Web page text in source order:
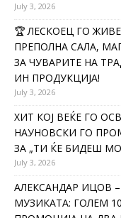
July 3, 2026
🏆 ЛЕСКОЕЦ ГО
ПРЕПОЛНА САЛА,
ЗА ЧУВАРИТЕ НА
ИН ПРОДУКЦИЈА!
July 3, 2026
ХИТ КОЈ ВЕЌЕ ГО
НАУНОВСКИ ГО
ЗА „ТИ ЌЕ БИДЕШ
July 3, 2026
АЛЕКСАНДАР ИЦОВ
МУЗИКАТА: ГОЛЕМ